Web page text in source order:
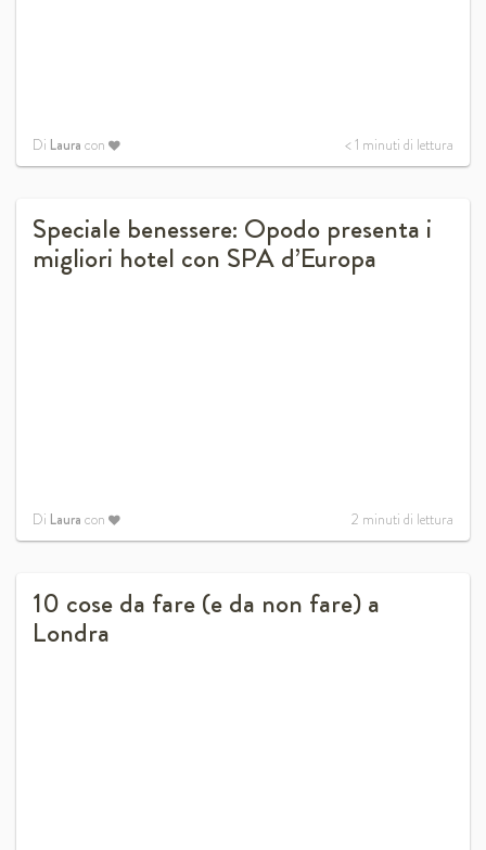
Di Laura con < 1 minuti di lettura
Speciale benessere: Opodo presenta i
migliori hotel con SPA d’Europa
Di Laura con 2 minuti di lettura
10 cose da fare (e da non fare) a
Londra